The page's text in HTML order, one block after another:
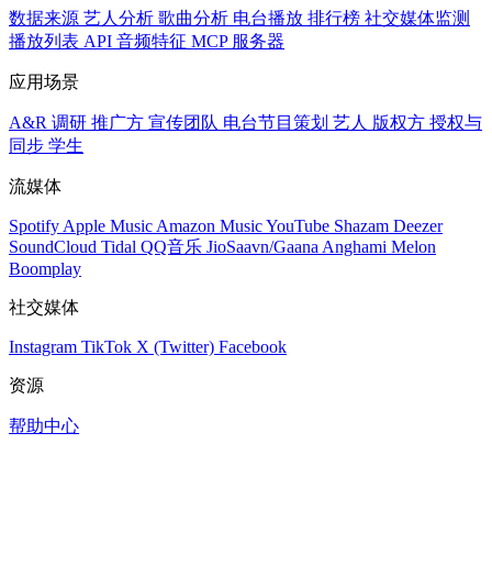
数据来源 艺人分析 歌曲分析 电台播放 排行榜 社交媒体监测
播放列表 API 音频特征 MCP 服务器
应用场景
A&R 调研 推广方 宣传团队 电台节目策划 艺人 版权方 授权与
同步 学生
流媒体
Spotify Apple Music Amazon MusicYouTube Shazam Deezer
SoundCloud Tidal QQ音乐 JioSaavn/Gaana Anghami Melon
Boomplay
社交媒体
Instagram TikTok X (Twitter) Facebook
资源
帮助中心